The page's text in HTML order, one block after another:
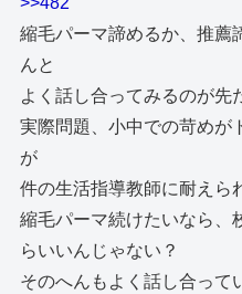
縮毛パーマ諦めるか、推薦
んと
よく話し合ってみるのが先
実際問題、小中での苛めが
が
件の生活指導教師に耐えら
縮毛パーマ続けたいなら、
らいいんじゃない？
そのへんもよく話し合って